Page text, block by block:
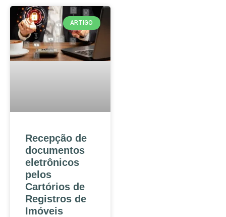
ARTIGO
Recepção de
documentos
eletrônicos
pelos
Cartórios de
Registros de
Imóveis